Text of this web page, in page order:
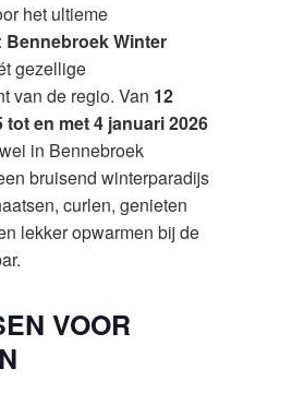
het ultieme
Bennebroek Winter
gezellige
van de regio. Van 12
tot en met 4 januari 2026
in Bennebroek
bruisend winterparadijs
curlen, genieten
lekker opwarmen bij de
VOOR